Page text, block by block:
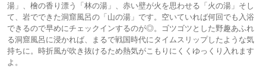
湯」、檜の香り漂う「林の湯」、赤い壁が火を思わせる「火の湯」そし
て、岩でできた洞窟風呂の「山の湯」です。空いていれば何回でも入浴
できるので早めにチェックインするのが◎。ゴツゴツとした野趣あふれ
る洞窟風呂に浸かれば、まるで戦国時代にタイムスリップしたような気
持ちに。時折風が吹き抜けるため熱気がこもりにくくゆっくり入れます
よ。